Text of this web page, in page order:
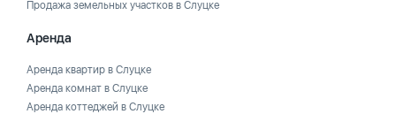
Продажа земельных участков в Слуцке
Аренда
Аренда квартир в Слуцке
Аренда комнат в Слуцке
Аренда коттеджей в Слуцке